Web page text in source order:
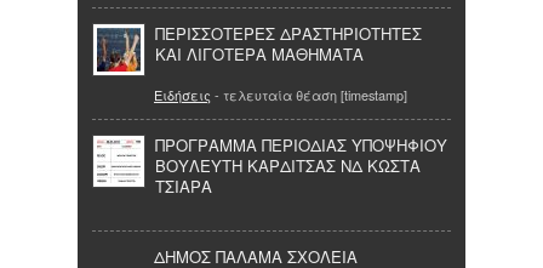
ΠΕΡΙΣΣΟΤΕΡΕΣ ΔΡΑΣΤΗΡΙΟΤΗΤΕΣ
ΚΑΙ ΛΙΓΟΤΕΡΑ ΜΑΘΗΜΑΤΑ
Ειδήσεις - τελευταία θέαση [timestamp]
ΠΡΟΓΡΑΜΜΑ ΠΕΡΙΟΔΙΑΣ ΥΠΟΨΗΦΙΟΥ
ΒΟΥΛΕΥΤΗ ΚΑΡΔΙΤΣΑΣ ΝΔ ΚΩΣΤΑ
ΤΣΙΑΡΑ
ΔΗΜΟΣ ΠΑΛΑΜΑ ΣΧΟΛΕΙΑ